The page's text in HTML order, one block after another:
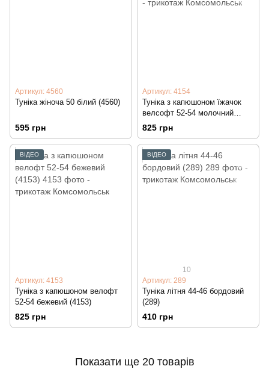
Артикул: 4560
Туніка жіноча 50 білий (4560)
595 грн
Артикул: 4154
Туніка з капюшоном їжачок
велсофт 52-54 молочний
(4154)
825 грн
ВІДЕО
Артикул: 4153
Туніка з капюшоном велофт
52-54 бежевий (4153)
825 грн
ВІДЕО
10
Артикул: 289
Туніка літня 44-46 бордовий
(289)
410 грн
Показати ще 20 товарів